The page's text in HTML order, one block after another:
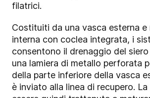
filatrici.
Costituiti da una vasca esterna e
interna con coclea integrata, i
consentono il drenaggio del
una lamiera di metallo perforata
della parte inferiore della vasca
è inviato alla linea di recupero.